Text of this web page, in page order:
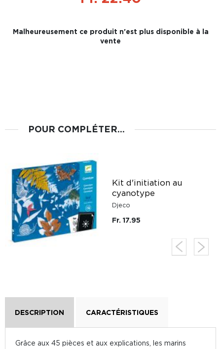
Malheureusement ce produit n'est plus disponible à la
vente
POUR COMPLÉTER...
Kit d'initiation au
cyanotype
Djeco
Fr. 17.95
DESCRIPTION CARACTÉRISTIQUES
Grâce aux 45 pièces et aux explications, les marins